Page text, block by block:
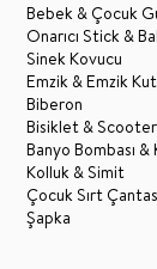
Bebek & Çocuk
Onarıcı Stick &
Sinek Kovucu
Emzik & Emzik
Biberon
Bisiklet & Scooter
Banyo Bombası &
Kolluk & Simit
Çocuk Sırt
Şapka